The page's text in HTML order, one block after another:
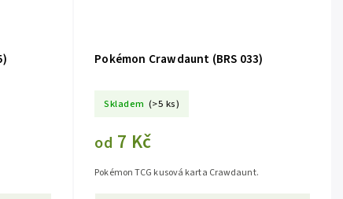
Pokémon Crawdaunt (BRS 033)
Skladem (>5 ks)
od 7 Kč
Pokémon TCG kusová karta Crawdaunt.